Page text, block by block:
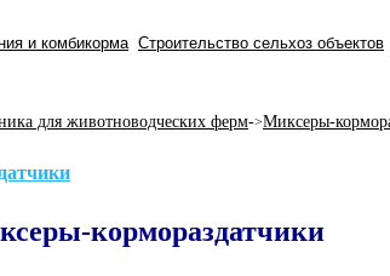
и комбикорма Строительство сельхоз объектов
для животноводческих ферм->Миксеры-
кормораздатчики